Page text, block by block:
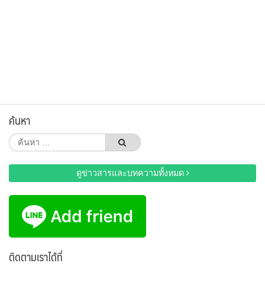
ค้นหา
ค้นหา
สำหรับ:
ดูข่าวสารและบทความทั้งหมด
ติดตามเราได้ที่